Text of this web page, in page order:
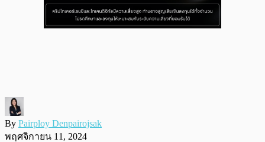
By Pairploy Denpairojsak
พฤศจิกายน 11, 2024